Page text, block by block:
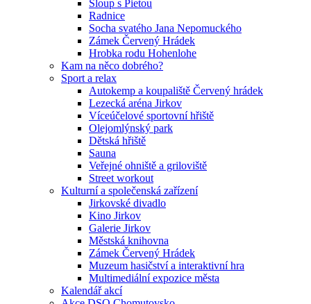
Sloup s Pietou
Radnice
Socha svatého Jana Nepomuckého
Zámek Červený Hrádek
Hrobka rodu Hohenlohe
Kam na něco dobrého?
Sport a relax
Autokemp a koupaliště Červený hrádek
Lezecká aréna Jirkov
Víceúčelové sportovní hřiště
Olejomlýnský park
Dětská hřiště
Sauna
Veřejné ohniště a griloviště
Street workout
Kulturní a společenská zařízení
Jirkovské divadlo
Kino Jirkov
Galerie Jirkov
Městská knihovna
Zámek Červený Hrádek
Muzeum hasičství a interaktivní hra
Multimediální expozice města
Kalendář akcí